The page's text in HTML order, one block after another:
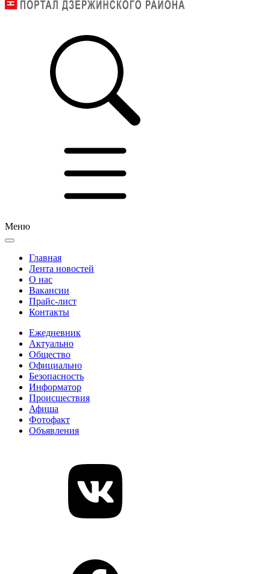
Меню
Главная
Лента новостей
О нас
Вакансии
Прайс-лист
Контакты
Ежедневник
Актуально
Общество
Официально
Безопасность
Информатор
Происшествия
Афиша
Фотофакт
Объявления